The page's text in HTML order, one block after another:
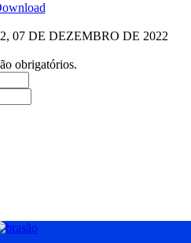
07 DE DEZEMBRO DE 2022
obrigatórios.